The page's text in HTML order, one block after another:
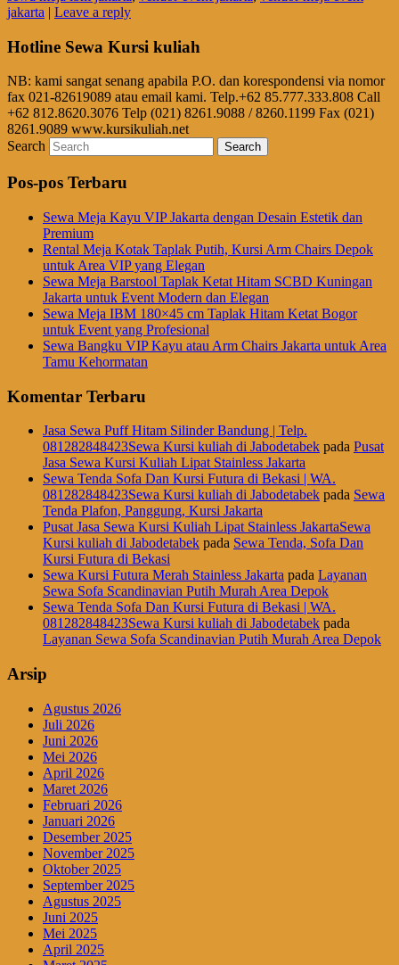
jakarta | Leave a reply
Hotline Sewa Kursi kuliah
NB: kami sangat senang apabila P.O. dan korespondensi via nomor
fax 021-82619089 atau email kami. Telp.+62 85.777.333.808 Call
+62 812.8620.3076 Telp (021) 8261.9088 / 8260.1199 Fax (021)
8261.9089 www.kursikuliah.net
Search
Pos-pos Terbaru
Sewa Meja Kayu VIP Jakarta dengan Desain Estetik dan
Premium
Rental Meja Kotak Taplak Putih, Kursi Arm Chairs Depok
untuk Area VIP yang Elegan
Sewa Meja Barstool Taplak Ketat Hitam SCBD Kuningan
Jakarta untuk Event Modern dan Elegan
Sewa Meja IBM 180×45 cm Taplak Hitam Ketat Bogor
untuk Event yang Profesional
Sewa Bangku VIP Kayu atau Arm Chairs Jakarta untuk Area
Tamu Kehormatan
Komentar Terbaru
Jasa Sewa Puff Hitam Silinder Bandung | Telp.
081282848423Sewa Kursi kuliah di Jabodetabek pada Pusat
Jasa Sewa Kursi Kuliah Lipat Stainless Jakarta
Sewa Tenda Sofa Dan Kursi Futura di Bekasi | WA.
081282848423Sewa Kursi kuliah di Jabodetabek pada Sewa
Tenda Plafon, Panggung, Kursi Jakarta
Pusat Jasa Sewa Kursi Kuliah Lipat Stainless JakartaSewa
Kursi kuliah di Jabodetabek pada Sewa Tenda, Sofa Dan
Kursi Futura di Bekasi
Sewa Kursi Futura Merah Stainless Jakarta pada Layanan
Sewa Sofa Scandinavian Putih Murah Area Depok
Sewa Tenda Sofa Dan Kursi Futura di Bekasi | WA.
081282848423Sewa Kursi kuliah di Jabodetabek pada
Layanan Sewa Sofa Scandinavian Putih Murah Area Depok
Arsip
Agustus 2026
Juli 2026
Juni 2026
Mei 2026
April 2026
Maret 2026
Februari 2026
Januari 2026
Desember 2025
November 2025
Oktober 2025
September 2025
Agustus 2025
Juni 2025
Mei 2025
April 2025